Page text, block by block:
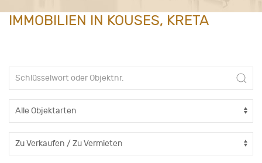
IMMOBILIEN IN KOUSES, KRETA